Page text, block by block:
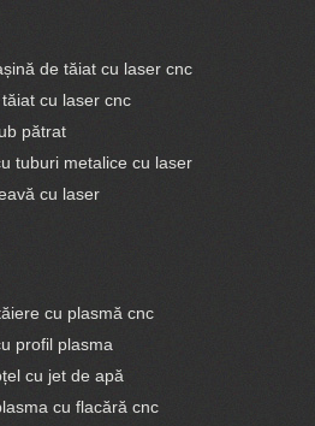
de tăiat cu laser cnc
cu laser cnc
pătrat
tuburi metalice cu laser
cu laser
cu plasmă cnc
profil plasma
cu jet de apă
cu flacără cnc